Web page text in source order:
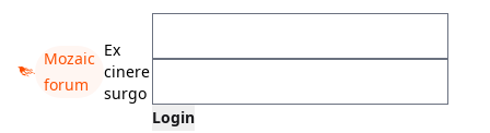
Mozaic
forum
Ex
cinere
surgo